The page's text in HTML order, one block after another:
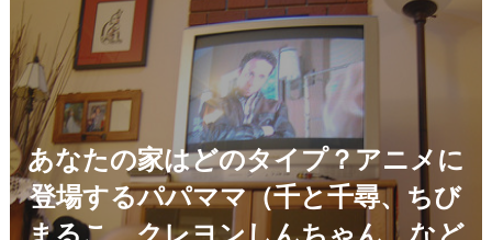
あなたの家はどのタイプ？アニメに
登場するパパママ（千と千尋、ちび